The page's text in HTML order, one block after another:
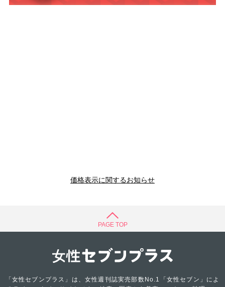
価格表示に関するお知らせ
PAGE TOP
「女性セブンプラス」は、女性週刊誌実売部数No.1「女性セブン」によ